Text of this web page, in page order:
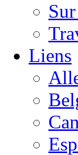
Liens